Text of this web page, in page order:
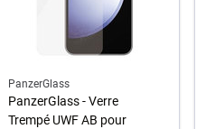
PanzerGlass
PanzerGlass - Verre
Trempé UWF AB pour